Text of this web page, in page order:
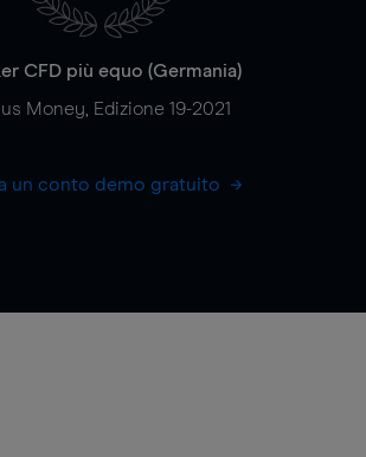
CFD più equo (Germania)
Money, Edizione 19-2021
un conto demo gratuito